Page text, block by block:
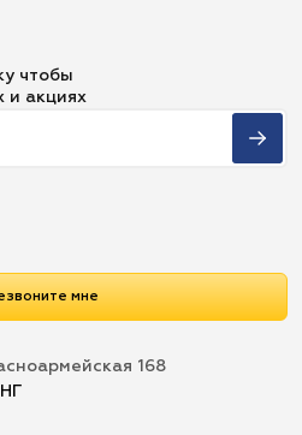
чтобы
и акциях
мне
168